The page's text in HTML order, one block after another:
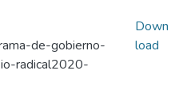
de-gobierno-
radical2020-
Down
load